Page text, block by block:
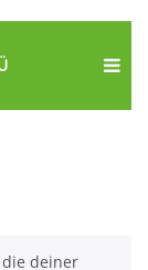
deiner